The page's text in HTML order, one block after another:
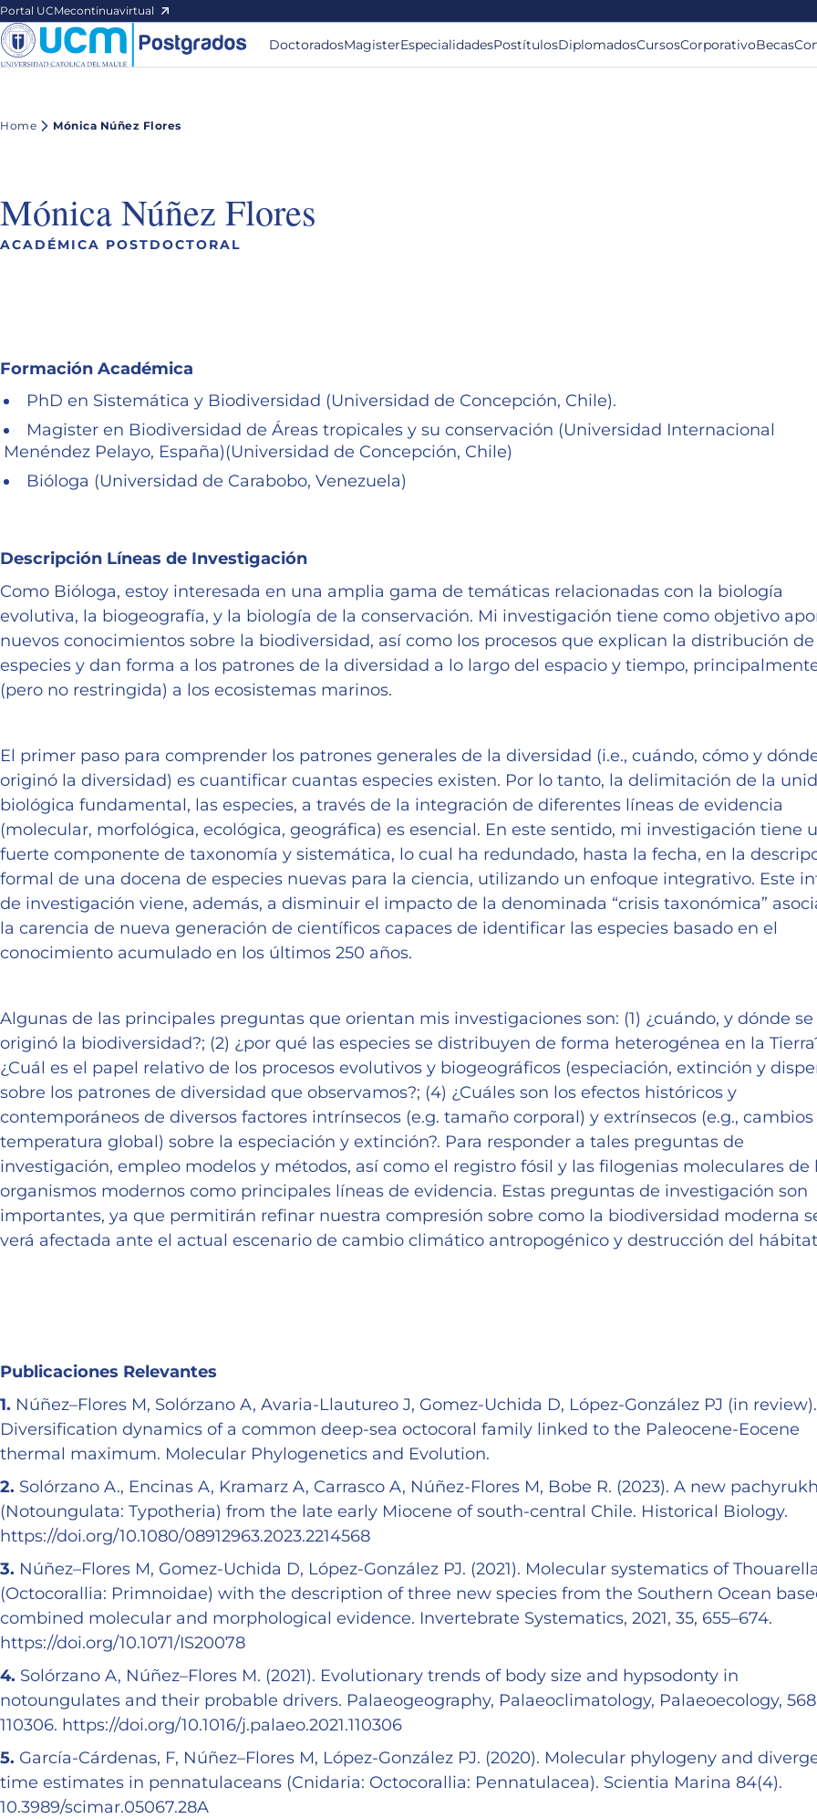
Portal UCMecontinuavirtual
DoctoradosMagisterEspecialidadesPostítulosDiplomadosCursosCorporativoBecas
Home Mónica Núñez Flores
Mónica Núñez Flores
ACADÉMICA POSTDOCTORAL
Formación Académica
PhD en Sistemática y Biodiversidad (Universidad de Concepción, Chile).
Magister en Biodiversidad de Áreas tropicales y su conservación (Universidad Internacional
Menéndez Pelayo, España)(Universidad de Concepción, Chile)
Bióloga (Universidad de Carabobo, Venezuela)
Descripción Líneas de Investigación
Como Bióloga, estoy interesada en una amplia gama de temáticas relacionadas con la biología
evolutiva, la biogeografía, y la biología de la conservación. Mi investigación tiene como objetivo
nuevos conocimientos sobre la biodiversidad, así como los procesos que explican la distribución de
especies y dan forma a los patrones de la diversidad a lo largo del espacio y tiempo,
(pero no restringida) a los ecosistemas marinos.
El primer paso para comprender los patrones generales de la diversidad (i.e., cuándo, cómo y
originó la diversidad) es cuantificar cuantas especies existen. Por lo tanto, la delimitación de la
biológica fundamental, las especies, a través de la integración de diferentes líneas de evidencia
(molecular, morfológica, ecológica, geográfica) es esencial. En este sentido, mi investigación tiene
fuerte componente de taxonomía y sistemática, lo cual ha redundado, hasta la fecha, en la
formal de una docena de especies nuevas para la ciencia, utilizando un enfoque integrativo. Este
de investigación viene, además, a disminuir el impacto de la denominada “crisis taxonómica”
la carencia de nueva generación de científicos capaces de identificar las especies basado en el
conocimiento acumulado en los últimos 250 años.
Algunas de las principales preguntas que orientan mis investigaciones son: (1) ¿cuándo, y dónde se
originó la biodiversidad?; (2) ¿por qué las especies se distribuyen de forma heterogénea en la
¿Cuál es el papel relativo de los procesos evolutivos y biogeográficos (especiación, extinción y
sobre los patrones de diversidad que observamos?; (4) ¿Cuáles son los efectos históricos y
contemporáneos de diversos factores intrínsecos (e.g. tamaño corporal) y extrínsecos (e.g., cambios
temperatura global) sobre la especiación y extinción?. Para responder a tales preguntas de
investigación, empleo modelos y métodos, así como el registro fósil y las filogenias moleculares de
organismos modernos como principales líneas de evidencia. Estas preguntas de investigación son
importantes, ya que permitirán refinar nuestra compresión sobre como la biodiversidad moderna
verá afectada ante el actual escenario de cambio climático antropogénico y destrucción del
Publicaciones Relevantes
1. Núñez–Flores M, Solórzano A, Avaria-Llautureo J, Gomez-Uchida D, López-González PJ (in review).
Diversification dynamics of a common deep-sea octocoral family linked to the Paleocene-Eocene
thermal maximum. Molecular Phylogenetics and Evolution.
2. Solórzano A., Encinas A, Kramarz A, Carrasco A, Núñez-Flores M, Bobe R. (2023). A new
(Notoungulata: Typotheria) from the late early Miocene of south-central Chile. Historical Biology.
https://doi.org/10.1080/08912963.2023.2214568
3. Núñez–Flores M, Gomez-Uchida D, López-González PJ. (2021). Molecular systematics of Thouarella
(Octocorallia: Primnoidae) with the description of three new species from the Southern Ocean
combined molecular and morphological evidence. Invertebrate Systematics, 2021, 35, 655–674.
https://doi.org/10.1071/IS20078
4. Solórzano A, Núñez–Flores M. (2021). Evolutionary trends of body size and hypsodonty in
notoungulates and their probable drivers. Palaeogeography, Palaeoclimatology, Palaeoecology,
110306. https://doi.org/10.1016/j.palaeo.2021.110306
5. García-Cárdenas, F, Núñez–Flores M, López-González PJ. (2020). Molecular phylogeny and
time estimates in pennatulaceans (Cnidaria: Octocorallia: Pennatulacea). Scientia Marina 84(4).
10.3989/scimar.05067.28A